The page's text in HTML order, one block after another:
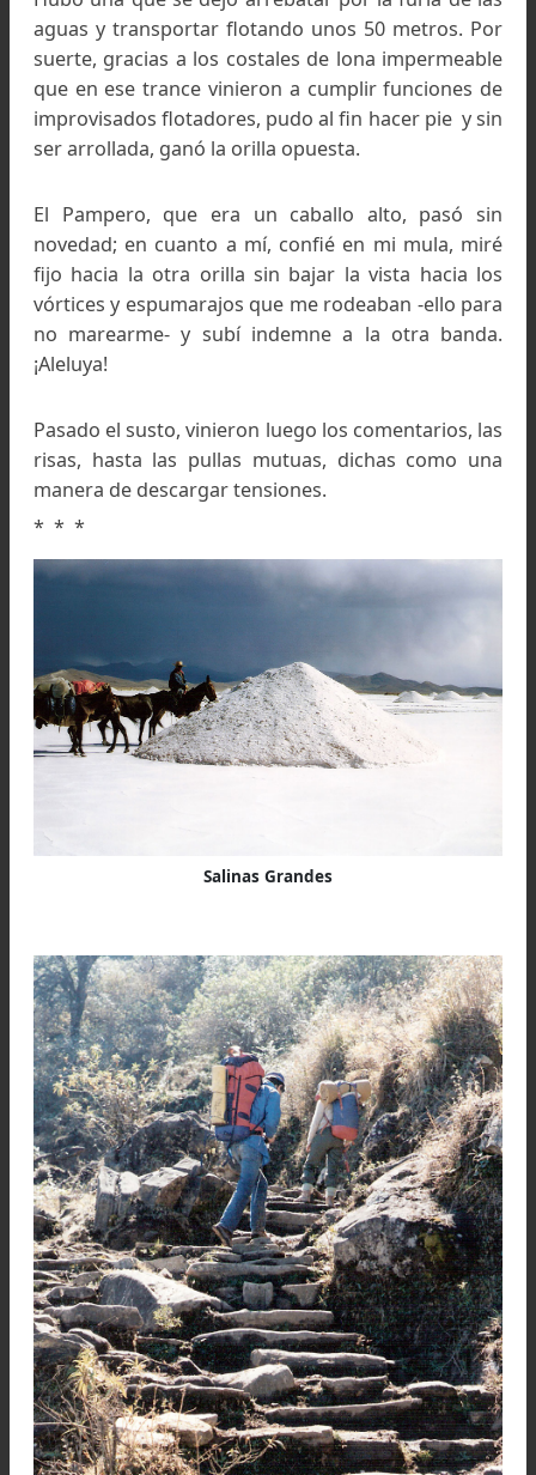
Izq.: Maestra de Casabindo
Der.: Eugenia Guitian, Real de Tolombón (3.900 mts.)
Regresó Guillermo donde nosotros, sin
problemas, para ayudarnos a cruzar las mulas
carga. El Escorpión, mientras, quedó solo
orilla opuesta, temblando. Entre los
agolpamos las cargueras a la entrada de
Tuvimos pues que recurrir a
contundentes hasta convencerlas y con todo, si
era una era la otra, conseguían
mulas, cuando quieren sen tercas lo consiguen!
Al fin se animaron. Estorbándose con las cargas,
zambulleron en la corriente, que por momentos
hacía perder pie y las desplazaba unos metros
abajo hasta que conseguían afirmarse de
suerte, gracias a los costales de lona
que en ese trance vinieron a cumplir funciones
ser arrollada, ganó la orilla opuesta.
El Pampero, que era un caballo alto, pasó
novedad; en cuanto a mí, confié en mi mula,
fijo hacia la otra orilla sin bajar la vista hacia
vórtices y espumarajos que me rodeaban -ello
no marearme- y subí indemne a la otra
¡Aleluya!
Pasado el susto, vinieron luego los comentarios,
risas, hasta las pullas mutuas, dichas como
manera de descargar tensiones.
* * *